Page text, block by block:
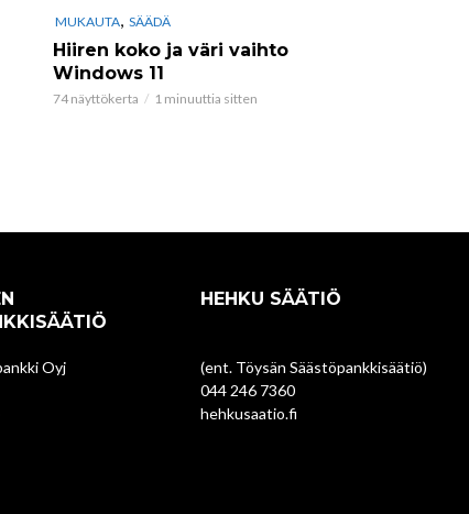
MUKAUTA, SÄÄDÄ
Hiiren koko ja väri vaihto
Windows 11
74 näyttökerta 1 minuuttia sitten
Oyj
HEHKU SÄÄTIÖ
(ent. Töysän Säästöpankkisäätiö)
044 246 7360
hehkusaatio.fi